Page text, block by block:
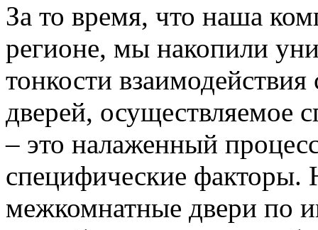
За то время, что наша
регионе, мы накопили
тонкости
дверей, осуществляемое
– это налаженный
специфические
межкомнатные двери по